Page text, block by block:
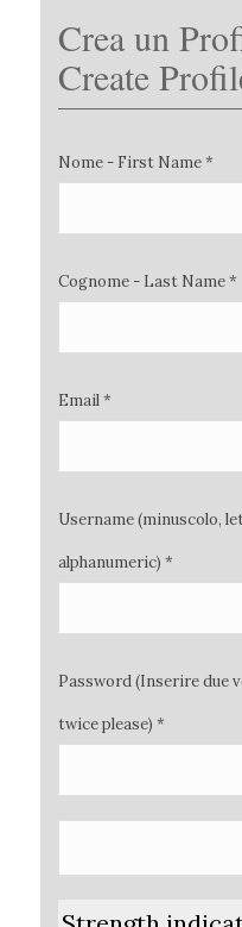
Crea un
Create
Nome - First Name *
Cognome - Last Name *
Email *
Username (minuscolo,
alphanumeric) *
Password (Inserire due
twice please) *